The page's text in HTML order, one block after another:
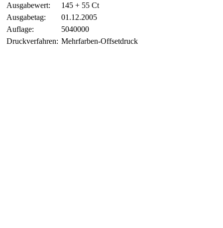
Ausgabewert:
145 + 55 Ct
Ausgabetag:
01.12.2005
Auflage:
5040000
Druckverfahren: Mehrfarben-Offsetdruck